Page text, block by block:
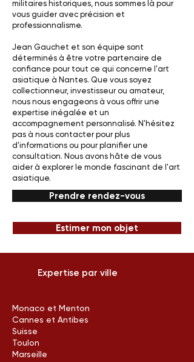
militaires historiques, nous sommes là pour
vous guider avec précision et
professionnalisme.
Jean Gauchet et son équipe sont
déterminés à être votre partenaire de
confiance pour tout ce qui concerne l'art
asiatique à Nantes. Que vous soyez
collectionneur, investisseur ou amateur,
nous nous engageons à vous offrir une
expertise inégalée et un
accompagnement personnalisé. N'hésitez
pas à nous contacter pour plus
d'informations ou pour planifier une
consultation. Nous avons hâte de vous
aider à explorer le monde fascinant de l'art
asiatique.
Prendre rendez-vous
Estimer mon objet
Expertise par ville
Monaco et Menton
Cannes et Antibes
Suisse
Toulon
Marseille